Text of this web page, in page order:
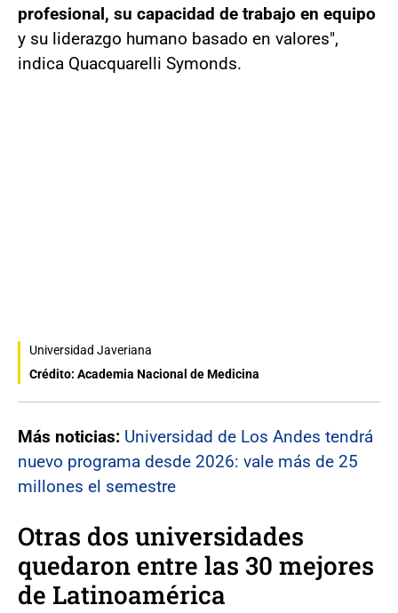
profesional, su capacidad de trabajo en equipo
y su liderazgo humano basado en valores",
indica Quacquarelli Symonds.
Universidad Javeriana
Crédito: Academia Nacional de Medicina
Más noticias: Universidad de Los Andes tendrá
nuevo programa desde 2026: vale más de 25
millones el semestre
Otras dos universidades
quedaron entre las 30 mejores
de Latinoamérica